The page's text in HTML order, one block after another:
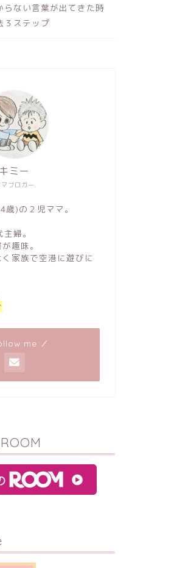
らない言葉が出てきた時
３ステップ
マブロガー
キミー
)の２児ママ。
婦。
趣味。
家族で空港に遊びに
me ／